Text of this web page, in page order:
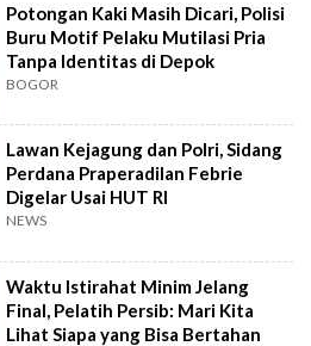
Potongan Kaki Masih Dicari, Polisi
Buru Motif Pelaku Mutilasi Pria
Tanpa Identitas di Depok
BOGOR
Lawan Kejagung dan Polri, Sidang
Perdana Praperadilan Febrie
Digelar Usai HUT RI
NEWS
Waktu Istirahat Minim Jelang
Final, Pelatih Persib: Mari Kita
Lihat Siapa yang Bisa Bertahan